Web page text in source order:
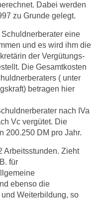
Dabei werden
zu Grunde gelegt.
eine
und es wird ihm die
der Vergütungs­
Die Gesamtkosten
( unter
betragen hier
nach IVa
Vc vergütet. Die
200.250 DM pro Jahr.
Arbeitsstunden. Zieht
für
ebenso die
Weiterbildung, so